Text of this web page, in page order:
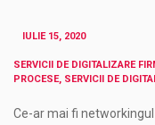
IULIE 15, 2020
SERVICII DE DIGITALIZARE
PROCESE, SERVICII DE
Ce-ar mai fi